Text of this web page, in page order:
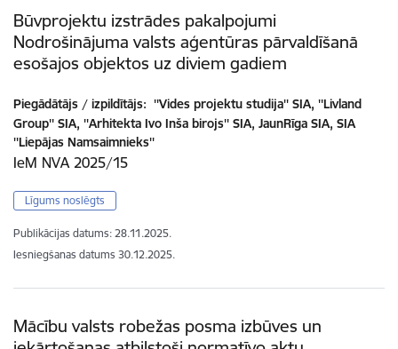
Būvprojektu izstrādes pakalpojumi
Nodrošinājuma valsts aģentūras pārvaldīšanā
esošajos objektos uz diviem gadiem
Piegādātājs / izpildītājs: ''Vides projektu studija'' SIA, ''Livland
Group'' SIA, ''Arhitekta Ivo Inša birojs'' SIA, JaunRīga SIA, SIA
''Liepājas Namsaimnieks''
IeM NVA 2025/15
Līgums noslēgts
Publikācijas datums: 28.11.2025.
Iesniegšanas datums 30.12.2025.
Mācību valsts robežas posma izbūves un